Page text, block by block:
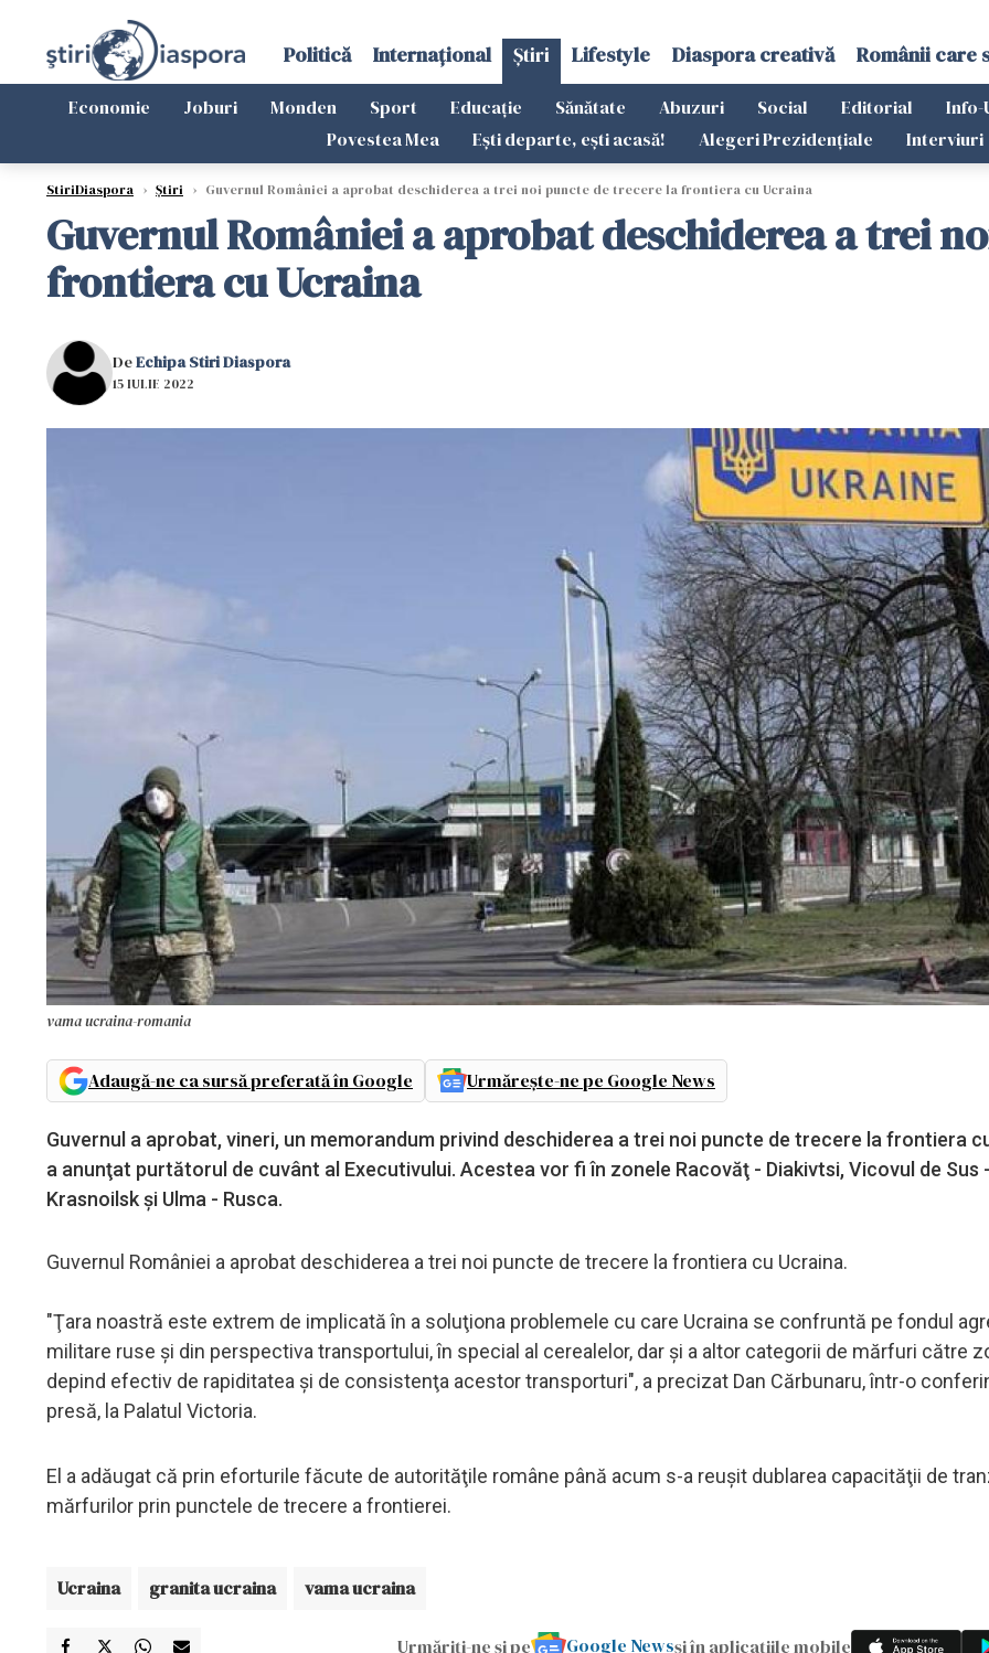
Politică Internațional Știri Lifestyle Diaspora creativă Românii care
Economie Joburi Monden Sport Educație Sănătate Abuzuri Social Editorial Info-
Povestea Mea
Ești departe, ești acasă! Alegeri Prezidențiale Interviuri
StiriDiaspora › Știri › Guvernul României a aprobat deschiderea a trei noi puncte de trecere la frontiera cu Ucraina
Guvernul României a aprobat deschiderea a trei
frontiera cu Ucraina
DeEchipa Stiri Diaspora
15 IULIE 2022
vama ucraina-romania
Adaugă-ne ca sursă preferată în Google Urmărește-ne pe Google News
Guvernul a aprobat, vineri, un memorandum privind deschiderea a trei noi puncte de trecere la frontiera
a anunţat purtătorul de cuvânt al Executivului. Acestea vor fi în zonele Racovăţ - Diakivtsi, Vicovul de Sus -
Krasnoilsk şi Ulma - Rusca.
Guvernul României a aprobat deschiderea a trei noi puncte de trecere la frontiera cu Ucraina.
"Ţara noastră este extrem de implicată în a soluţiona problemele cu care Ucraina se confruntă pe fondul
militare ruse şi din perspectiva transportului, în special al cerealelor, dar şi a altor categorii de mărfuri către
depind efectiv de rapiditatea şi de consistenţa acestor transporturi", a precizat Dan Cărbunaru, într-o
presă, la Palatul Victoria.
El a adăugat că prin eforturile făcute de autorităţile române până acum s-a reuşit dublarea capacităţii de
mărfurilor prin punctele de trecere a frontierei.
Ucraina granita ucraina vama ucraina
Urmăriți-ne și pe Google Newsși în aplicațiile mobile